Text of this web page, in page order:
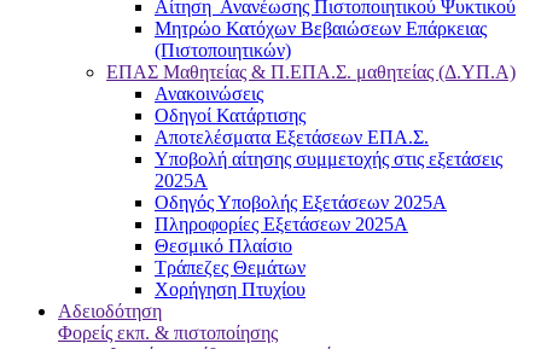
Αίτηση Ανανέωσης Πιστοποιητικού Ψυκτικού
Μητρώο Κατόχων Βεβαιώσεων Επάρκειας
(Πιστοποιητικών)
ΕΠΑΣ Μαθητείας & Π.ΕΠΑ.Σ. μαθητείας (Δ.ΥΠ.Α)
Ανακοινώσεις
Oδηγοί Κατάρτισης
Αποτελέσματα Εξετάσεων ΕΠΑ.Σ.
Υποβολή αίτησης συμμετοχής στις εξετάσεις
2025Α
Οδηγός Υποβολής Εξετάσεων 2025A
Πληροφορίες Εξετάσεων 2025Α
Θεσμικό Πλαίσιο
Τράπεζες Θεμάτων
Χορήγηση Πτυχίου
Αδειοδότηση
Φορείς εκπ. & πιστοποίησης